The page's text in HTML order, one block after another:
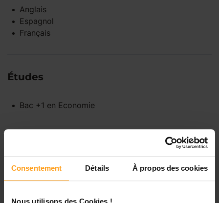
Consentement Détails À propos des cookies
Anglais
Espagnol
Français
Études
Bac +1 en Economie